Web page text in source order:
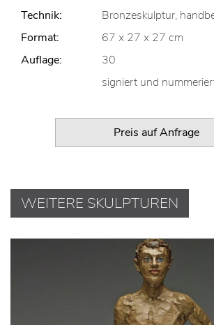
Technik:
Bronzeskulptur,
Format:
67 x 27 x 27 cm
Auflage:
30
signiert und
Preis auf Anfrage
WEITERE SKULPTUREN